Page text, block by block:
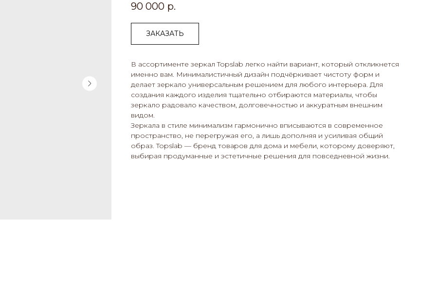
90 000 р.
ЗАКАЗАТЬ
В ассортименте зеркал Topslab легко найти вариант, который откликнется
именно вам. Минималистичный дизайн подчёркивает чистоту форм и
делает зеркало универсальным решением для любого интерьера. Для
создания каждого изделия тщательно отбираются материалы, чтобы
зеркало радовало качеством, долговечностью и аккуратным внешним
видом.
Зеркала в стиле минимализм гармонично вписываются в современное
пространство, не перегружая его, а лишь дополняя и усиливая общий
образ. Topslab — бренд товаров для дома и мебели, которому доверяют,
выбирая продуманные и эстетичные решения для повседневной жизни.